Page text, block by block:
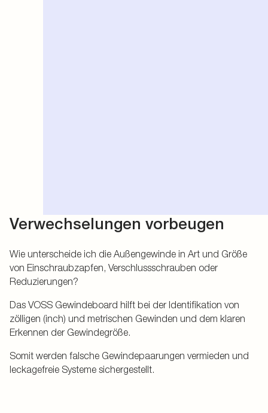
Verwechselungen vorbeugen
Wie unterscheide ich die Außengewinde in Art und Größe
von Einschraubzapfen, Verschlussschrauben oder
Reduzierungen?
Das VOSS Gewindeboard hilft bei der Identifikation von
zölligen (inch) und metrischen Gewinden und dem klaren
Erkennen der Gewindegröße.
Somit werden falsche Gewindepaarungen vermieden und
leckagefreie Systeme sichergestellt.